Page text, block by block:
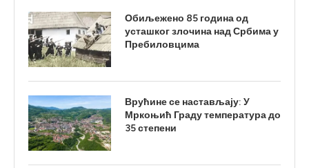
Обиљежено 85 година од
усташког злочина над Србима у
Пребиловцима
Врућине се настављају: У
Мркоњић Граду температура до
35 степени